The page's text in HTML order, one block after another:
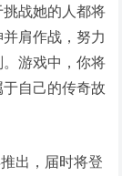
战她的人都将
肩作战，努力
游戏中，你将
自己的传奇故
出，届时将登